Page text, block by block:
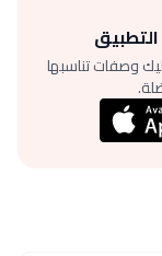
وصفات تناسبها